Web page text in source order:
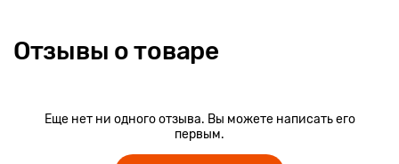
Отзывы о товаре
Еще нет ни одного отзыва. Вы можете написать его
первым.